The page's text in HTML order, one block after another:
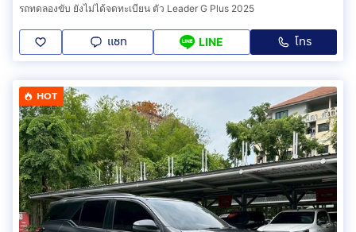
รถทดลองขับ ยังไม่ได้จดทะเบียน ตัว Leader G Plus 2025
แชท LINE โทร
HOT